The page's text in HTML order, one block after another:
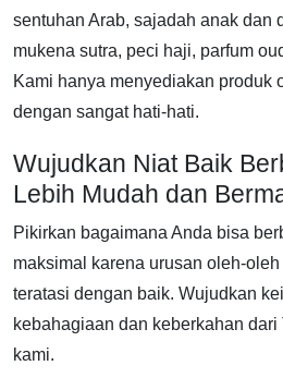
sentuhan Arab, sajadah anak dan
mukena sutra, peci haji, parfum
Kami hanya menyediakan produk
dengan sangat hati-hati.
Wujudkan Niat Baik
Lebih Mudah dan
Pikirkan bagaimana Anda bisa
maksimal karena urusan oleh-
teratasi dengan baik. Wujudkan
kebahagiaan dan keberkahan dari
kami.